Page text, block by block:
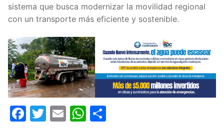
sistema que busca modernizar la movilidad regional
con un transporte más eficiente y sostenible.
Facebook
Twitter
EmailWhatsApp